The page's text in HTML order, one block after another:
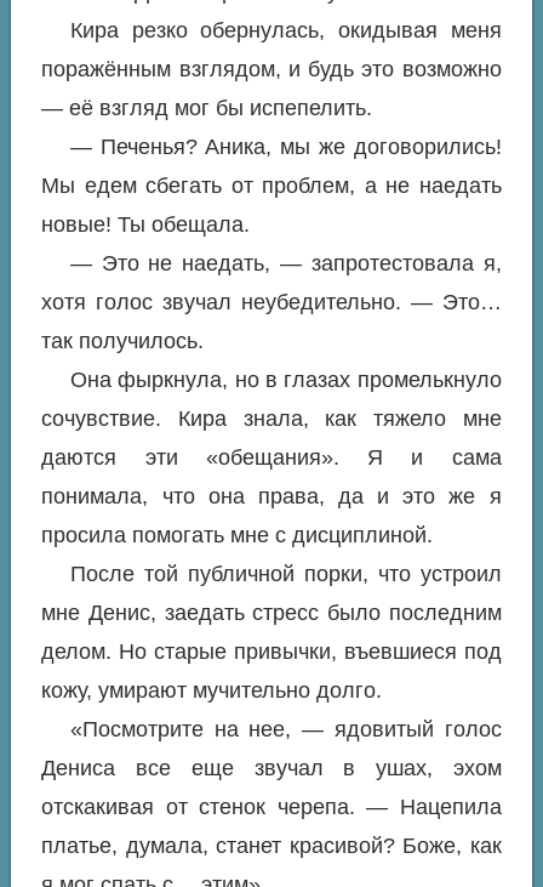
Кира резко обернулась, окидывая меня
поражённым взглядом, и будь это возможно
— её взгляд мог бы испепелить.
— Печенья? Аника, мы же договорились!
Мы едем сбегать от проблем, а не наедать
новые! Ты обещала.
— Это не наедать, — запротестовала я,
хотя голос звучал неубедительно. — Это…
так получилось.
Она фыркнула, но в глазах промелькнуло
сочувствие. Кира знала, как тяжело мне
даются эти «обещания». Я и сама
понимала, что она права, да и это же я
просила помогать мне с дисциплиной.
После той публичной порки, что устроил
мне Денис, заедать стресс было последним
делом. Но старые привычки, въевшиеся под
кожу, умирают мучительно долго.
«Посмотрите на нее, — ядовитый голос
Дениса все еще звучал в ушах, эхом
отскакивая от стенок черепа. — Нацепила
платье, думала, станет красивой? Боже, как